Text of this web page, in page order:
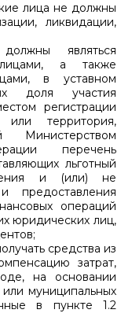
лица не должны
ликвидации,
являться
а также
в уставном
доля участия
регистрации
или территория,
перечень
льготный
и (или) не
предоставления
операций
юридических лиц,
средства из
затрат,
на основании
муниципальных
в пункте 1.2